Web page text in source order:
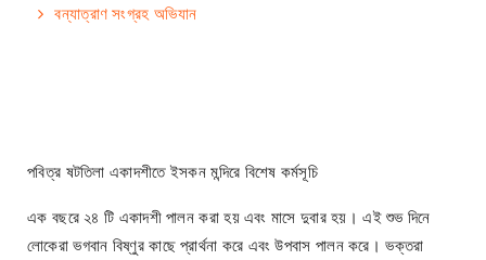
বন্যাত্রাণ সংগ্রহ অভিযান
পবিত্র ষটতিলা একাদশীতে ইসকন মন্দিরে বিশেষ কর্মসূচি
এক বছরে ২৪ টি একাদশী পালন করা হয় এবং মাসে দুবার হয়। এই শুভ দিনে
লোকেরা ভগবান বিষ্ণুর কাছে প্রার্থনা করে এবং উপবাস পালন করে। ভক্তরা